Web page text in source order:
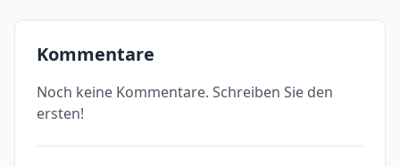
Kommentare
Noch keine Kommentare. Schreiben Sie den
ersten!